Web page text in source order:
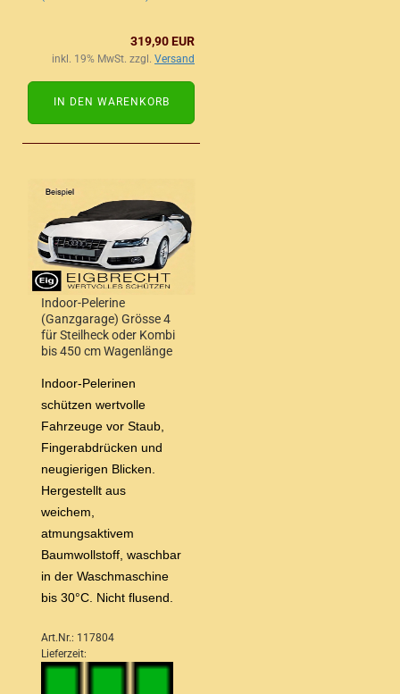
319,90 EUR
inkl. 19% MwSt. zzgl. Versand
IN DEN WARENKORB
Indoor-Pelerine
(Ganzgarage) Grösse 4
für Steilheck oder Kombi
bis 450 cm Wagenlänge
Indoor-Pelerinen
schützen wertvolle
Fahrzeuge vor Staub,
Fingerabdrücken und
neugierigen Blicken.
Hergestellt aus
weichem,
atmungsaktivem
Baumwollstoff, waschbar
in der Waschmaschine
bis 30°C. Nicht flusend.
Art.Nr.: 117804
Lieferzeit: